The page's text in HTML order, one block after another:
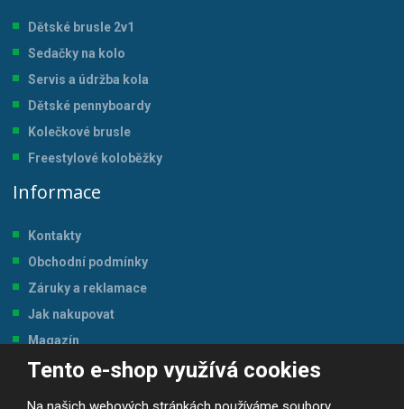
Tento e-shop využívá cookies
Dětské brusle 2v1
Sedačky na kolo
Servis a údržba kola
Dětské pennyboardy
Kolečkové brusle
Freestylové koloběžky
Informace
Kontakty
Obchodní podmínky
Záruky a reklamace
Jak nakupovat
Magazín
Tabulka velikostí